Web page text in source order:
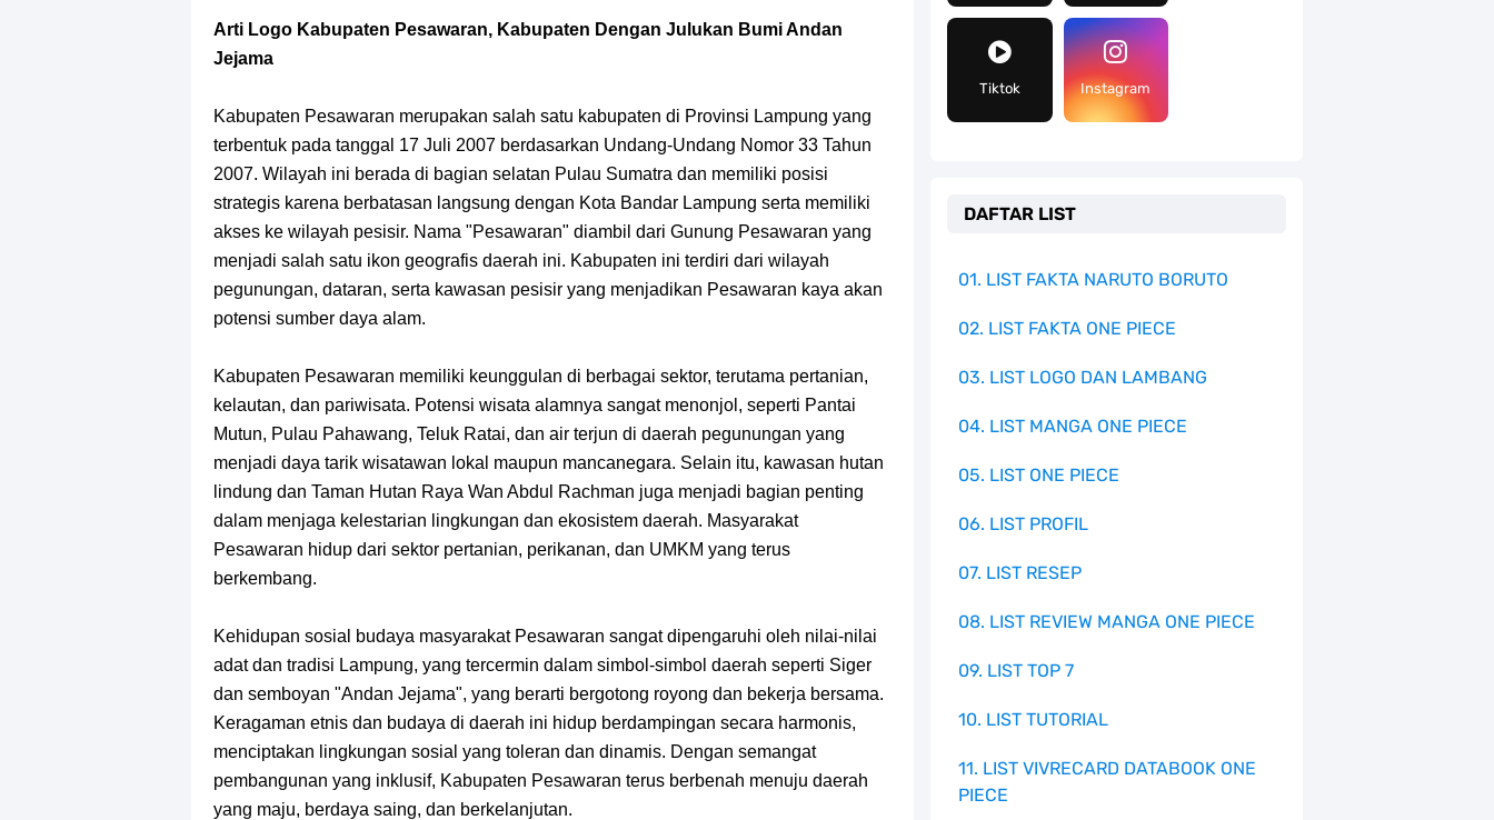
Resep Roti Panggang, Sangat Mudah Untuk Menjadi Cemilan Bersama Keluarga
Arti Bendera Seychelles, Negara Kepulauan Yang Terletak Di Samudra Hindia
Cara Bayar Akulaku Lewat Gopay, Sangat Mudah Dan Tidak Ribet Sama Sekali
7 Fakta Queen One Piece, All Star Yang Jadi Penanggung Jawab Penjara Udon
7 Fakta Brook One Piece, Mantan Kapten Yang Poster Bountynya Poster Konser
7 Kapal Pesiar Terberat Di Dunia, Simbol Ambisi Industri Pariwisata Laut
Arti Bendera Tanzania, Ada Di Afrika Dengan Bentang Alam Yang Sangat Beragam
Arti Logo Kabupaten Pesawaran, Kabupaten Dengan Julukan Bumi Andan
Jejama
Kabupaten Pesawaran merupakan salah satu kabupaten di Provinsi Lampung yang
terbentuk pada tanggal 17 Juli 2007 berdasarkan Undang-Undang Nomor 33 Tahun
2007. Wilayah ini berada di bagian selatan Pulau Sumatra dan memiliki posisi
strategis karena berbatasan langsung dengan Kota Bandar Lampung serta memiliki
akses ke wilayah pesisir. Nama "Pesawaran" diambil dari Gunung Pesawaran yang
menjadi salah satu ikon geografis daerah ini. Kabupaten ini terdiri dari wilayah
pegunungan, dataran, serta kawasan pesisir yang menjadikan Pesawaran kaya akan
potensi sumber daya alam.
Kabupaten Pesawaran memiliki keunggulan di berbagai sektor, terutama pertanian,
kelautan, dan pariwisata. Potensi wisata alamnya sangat menonjol, seperti Pantai
Mutun, Pulau Pahawang, Teluk Ratai, dan air terjun di daerah pegunungan yang
menjadi daya tarik wisatawan lokal maupun mancanegara. Selain itu, kawasan hutan
lindung dan Taman Hutan Raya Wan Abdul Rachman juga menjadi bagian penting
dalam menjaga kelestarian lingkungan dan ekosistem daerah. Masyarakat
Pesawaran hidup dari sektor pertanian, perikanan, dan UMKM yang terus
berkembang.
Kehidupan sosial budaya masyarakat Pesawaran sangat dipengaruhi oleh nilai-nilai
adat dan tradisi Lampung, yang tercermin dalam simbol-simbol daerah seperti Siger
dan semboyan "Andan Jejama", yang berarti bergotong royong dan bekerja bersama.
Keragaman etnis dan budaya di daerah ini hidup berdampingan secara harmonis,
menciptakan lingkungan sosial yang toleran dan dinamis. Dengan semangat
pembangunan yang inklusif, Kabupaten Pesawaran terus berbenah menuju daerah
yang maju, berdaya saing, dan berkelanjutan.
Tiktok Instagram
DAFTAR LIST
01. LIST FAKTA NARUTO BORUTO
02. LIST FAKTA ONE PIECE
03. LIST LOGO DAN LAMBANG
04. LIST MANGA ONE PIECE
05. LIST ONE PIECE
06. LIST PROFIL
07. LIST RESEP
08. LIST REVIEW MANGA ONE PIECE
09. LIST TOP 7
10. LIST TUTORIAL
11. LIST VIVRECARD DATABOOK ONE
PIECE